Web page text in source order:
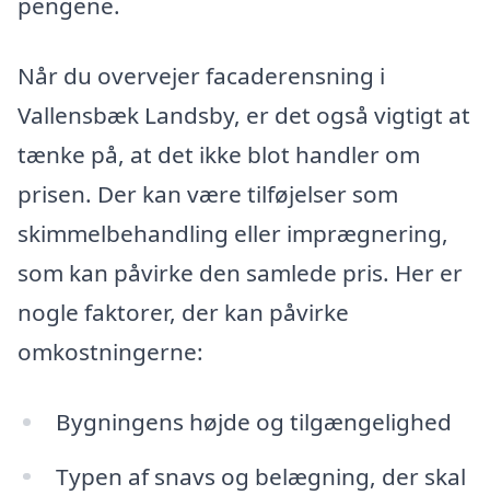
Når du overvejer facaderensning i
Vallensbæk Landsby, er det også vigtigt at
tænke på, at det ikke blot handler om
prisen. Der kan være tilføjelser som
skimmelbehandling eller imprægnering,
som kan påvirke den samlede pris. Her er
nogle faktorer, der kan påvirke
omkostningerne:
Bygningens højde og tilgængelighed
Typen af snavs og belægning, der skal